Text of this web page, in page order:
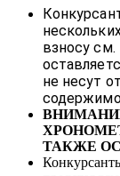
взносу
не несут
ТАКЖЕ